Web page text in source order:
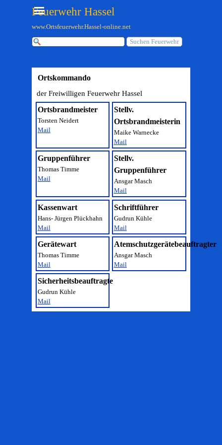
Feuerwehr Hassel
Menü überspringen
Suchen Feuerwehr
www.Ortsfeuerwehr.Hassel-online.net
Ortskommando
der Freiwilligen Feuerwehr Hassel
Ortsbrandmeister
Torsten Neidert
Mail
Stellv.
Ortsbrandmeisterin
Maike Warnecke
Mail
Gruppenführer
Thomas Timme
Mail
Kassenwart
Hans- Jürgen Plückhahn
Mail
Stellv.
Gruppenführer
Ansgar Masch
Mail
Schriftführer
Gudrun Kühle
Mail
Atemschutzgerätebeauftragter
Ansgar Masch
Mail
Gerätewart
Thomas Timme
Mail
Sicherheitsbeauftragte
Gudrun Kühle
Mail